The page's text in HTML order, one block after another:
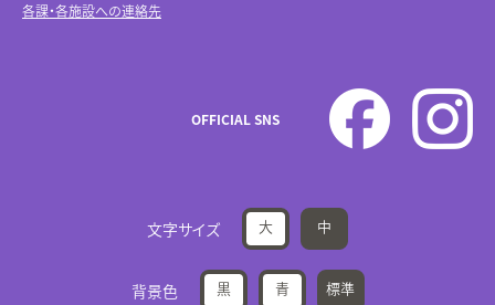
各課・各施設への連絡先
OFFICIAL SNS
文字サイズ 大 中
背景色 黒 青 標準